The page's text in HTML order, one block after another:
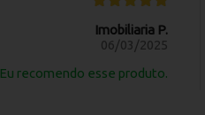
Imobiliaria P.
06/03/2025
Eu recomendo esse produto.